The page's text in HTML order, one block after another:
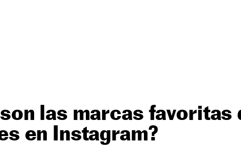
las marcas favoritas
en Instagram?